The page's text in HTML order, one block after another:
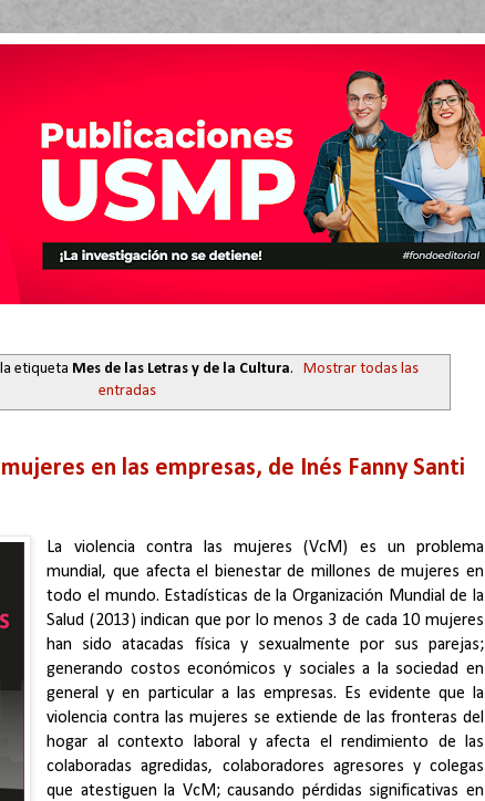
etiqueta Mes de las Letras y de la Cultura.
Mostrar todas las
entradas
en las empresas, de Inés Fanny Santi
La violencia contra las mujeres (VcM) es un problema
mundial, que afecta el bienestar de millones de mujeres en
todo el mundo. Estadísticas de la Organización Mundial de la
Salud (2013) indican que por lo menos 3 de cada 10 mujeres
han sido atacadas física y sexualmente por sus parejas;
generando costos económicos y sociales a la sociedad en
general y en particular a las empresas. Es evidente que la
violencia contra las mujeres se extiende de las fronteras del
hogar al contexto laboral y afecta el rendimiento de las
colaboradas agredidas, colaboradores agresores y colegas
que atestiguen la VcM; causando pérdidas significativas en